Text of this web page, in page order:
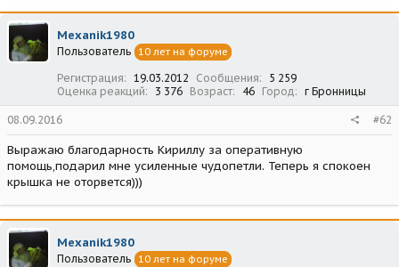
Mexanik1980
Пользователь 10 лет на форуме
Регистрация 19.03.2012 Сообщения
5 259
Оценка реакций
3 376 Возраст 46 Город г Бронницы
08.09.2016 #62
Выражаю благодарность Кириллу за оперативную
помощь,подарил мне усиленные чудопетли. Теперь я спокоен
крышка не оторвется)))
Mexanik1980
Пользователь 10 лет на форуме